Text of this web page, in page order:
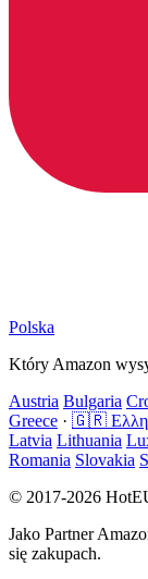
Polska
Który Amazon
Austria Bulgaria
Greece · 🇬🇷
Latvia Lithuania
Romania Slovakia
© 2017-2026
Jako Partner
się zakupach.